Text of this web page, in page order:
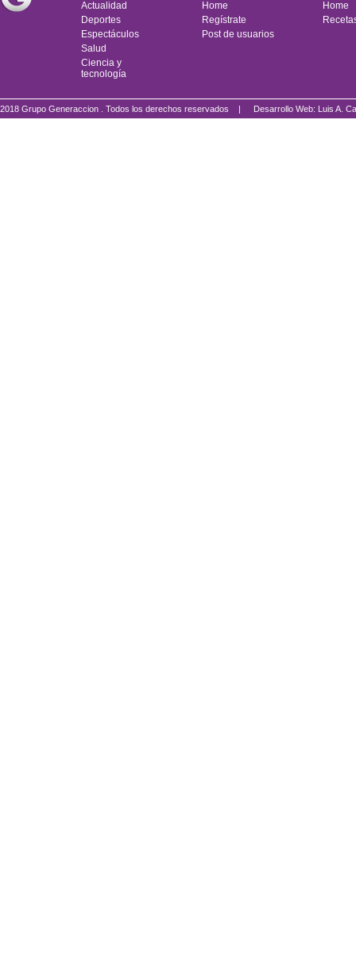
Actualidad
Deportes
Espectáculos
Salud
Ciencia y
tecnología
Home
Regístrate
Post de usuarios
Home
2018 Grupo Generaccion . Todos los derechos reservados | Desarrollo Web: Luis